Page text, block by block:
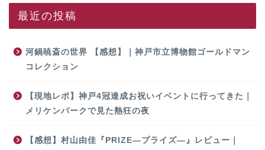
最近の投稿
河鍋暁斎の世界 【感想】｜神戸市立博物館ゴールドマン
コレクション
【現地レポ】神戸4冠達成お祝いイベントに行ってきた｜
メリケンパークで見た熱狂の夜
【感想】村山由佳『PRIZE―プライズ―』レビュー｜